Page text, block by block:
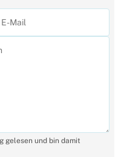
gelesen und bin damit